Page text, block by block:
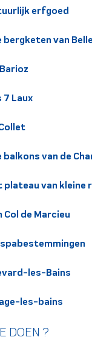
erfgoed
bergketen van
7 Laux
balkons van de
plateau van kleine
Col de Marcieu
spabestemmingen
les-Bains
les-bains
DOEN ?